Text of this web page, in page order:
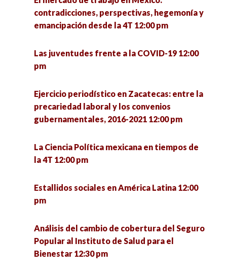
Frontera Norte: ¿Hacia dónde va la Sociología?
4:00 pm
Las hijas del terror: poesía y performance sobre
conflicto armado 4:00 pm
Hospital Pyme. Plataforma de asesoría
empresarial 4:00 pm
Repensar la inclusión desde los estudios
Jóvenes y participación política 4:00 pm
El quehacer de la Socioantropología desde la
licenciatura en Ciencias Sociales de la UACM.
Experiencias y debates 4:00 pm
Foro de intercambio de experiencias México-
Brasil sobre formación del profesorado
UNISON-UNESP 1:00 pm
Rebuilding the economy: Economic policies for
recovery and development 1:00 pm
Encuentro de investigadoras en formación:
retos de la profesión desde lo local 1:00 pm
estadounidense tras la elección presidencial de
2020 1:30 pm
Encuentro de investigadoras en formación UPN
– ENAH (MÉXICO) 1:30 pm
Conversatorio Interinstitucional de Vocaciones
Científicas Sociales: retos de la investigación y
la intervención en tiempos de pandemia 3:00 pm
contradicciones, perspectivas, hegemonía y
emancipación desde la 4T 12:00 pm
Las juventudes frente a la COVID-19 12:00
pm
Ejercicio periodístico en Zacatecas: entre la
precariedad laboral y los convenios
gubernamentales, 2016-2021 12:00 pm
La Ciencia Política mexicana en tiempos de
la 4T 12:00 pm
Estallidos sociales en América Latina 12:00
pm
Análisis del cambio de cobertura del Seguro
Popular al Instituto de Salud para el
Bienestar 12:30 pm